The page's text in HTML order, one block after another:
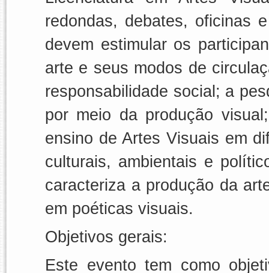
redondas, debates, oficinas
devem estimular os
arte e seus modos de
responsabilidade social; a
por meio da produção
ensino de Artes Visuais em
culturais, ambientais e
caracteriza a produção da
em poéticas visuais.
Objetivos gerais:
Este evento tem como